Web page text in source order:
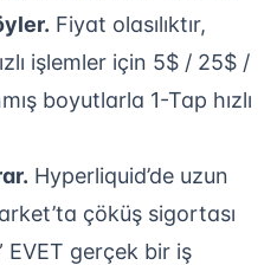
Fiyat olasılıktır,
işlemler için 5$ / 25$ /
boyutlarla 1-Tap hızlı
Hyperliquid’de uzun
çöküş sigortası
EVET gerçek bir iş